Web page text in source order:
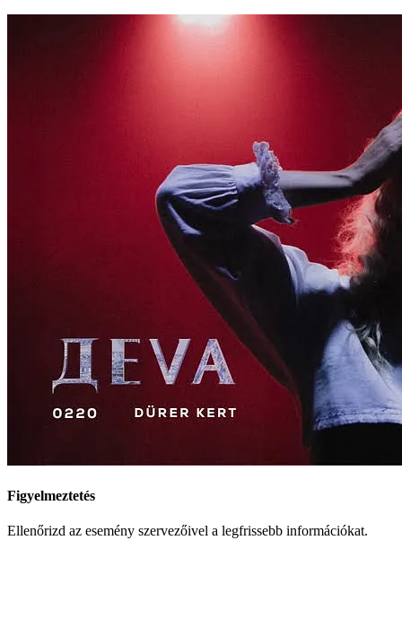
Figyelmeztetés
Ellenőrizd az esemény szervezőivel a legfrissebb információkat.